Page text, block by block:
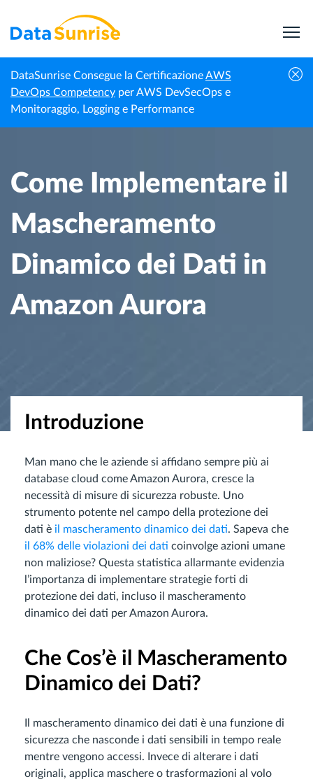
DataSunrise Consegue la CertificazioneAWS
DevOps Competency per AWS DevSecOps e
Monitoraggio, Logging e Performance
Homepage
Centro di
Conoscenza
Come Implementare il Mascheramento
Dinamico dei Dati in Amazon Aurora
Come Implementare il
Mascheramento
Dinamico dei Dati in
Amazon Aurora
Introduzione
Man mano che le aziende si affidano sempre più ai
database cloud come Amazon Aurora, cresce la
necessità di misure di sicurezza robuste. Uno
strumento potente nel campo della protezione dei
dati è il mascheramento dinamico dei dati. Sapeva che
il 68% delle violazioni dei dati coinvolge azioni umane
non maliziose? Questa statistica allarmante evidenzia
l’importanza di implementare strategie forti di
protezione dei dati, incluso il mascheramento
dinamico dei dati per Amazon Aurora.
Che Cos’è il Mascheramento
Dinamico dei Dati?
Il mascheramento dinamico dei dati è una funzione di
sicurezza che nasconde i dati sensibili in tempo reale
mentre vengono accessi. Invece di alterare i dati
originali, applica maschere o trasformazioni al volo